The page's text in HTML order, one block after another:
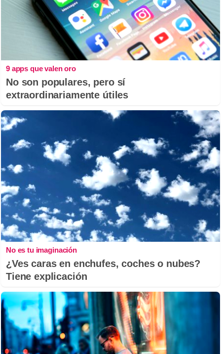
9 apps que valen oro
No son populares, pero sí
extraordinariamente útiles
No es tu imaginación
¿Ves caras en enchufes, coches o nubes?
Tiene explicación